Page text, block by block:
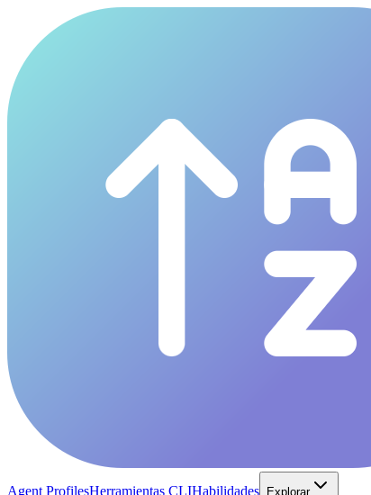
Agent ProfilesHerramientas CLIHabilidades Explorar